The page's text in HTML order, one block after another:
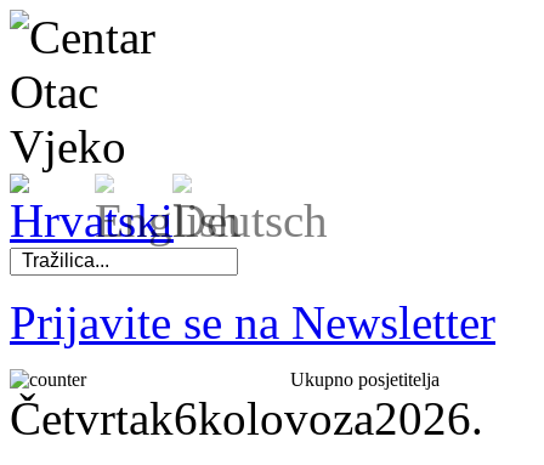
Prijavite se na Newsletter
Ukupno posjetitelja
Četvrtak6kolovoza2026.